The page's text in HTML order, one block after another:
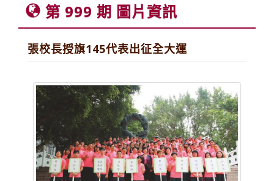
第 999 期 圖片資訊
張校長授旗145代表出征全大運